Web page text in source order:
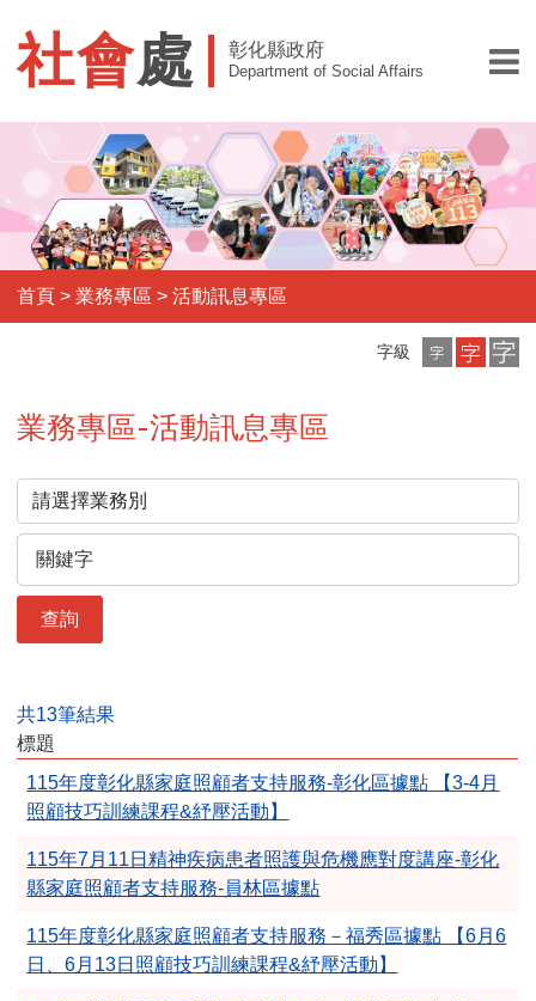
社會處 彰化縣政府
Department of Social Affairs
首頁 >業務專區 >活動訊息專區
字級
小
字
中
字
大
字
業務專區-活動訊息專區
查詢
共13筆結果
標題
115年度彰化縣家庭照顧者支持服務-彰化區據點 【3-4月
照顧技巧訓練課程&紓壓活動】
115年7月11日精神疾病患者照護與危機應對度講座-彰化
縣家庭照顧者支持服務-員林區據點
115年度彰化縣家庭照顧者支持服務－福秀區據點 【6月6
日、6月13日照顧技巧訓練課程&紓壓活動】